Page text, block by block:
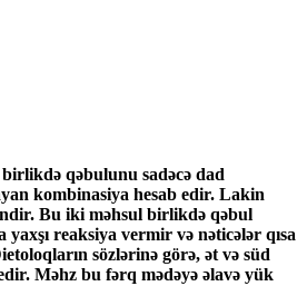
qəbulunu sadəcə dad
kombinasiya hesab edir. Lakin
Bu iki məhsul birlikdə qəbul
reaksiya vermir və nəticələr qısa
sözlərinə görə, ət və süd
Məhz bu fərq mədəyə əlavə yük